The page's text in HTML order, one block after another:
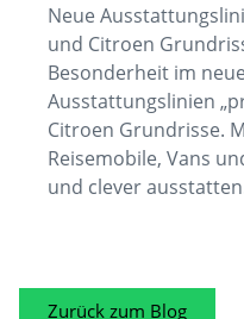
Neue
und Citroen
Besonderheit im
Ausstattungslinien
Citroen Grundrisse.
Reisemobile, Vans
und clever
Zurück zum Blog